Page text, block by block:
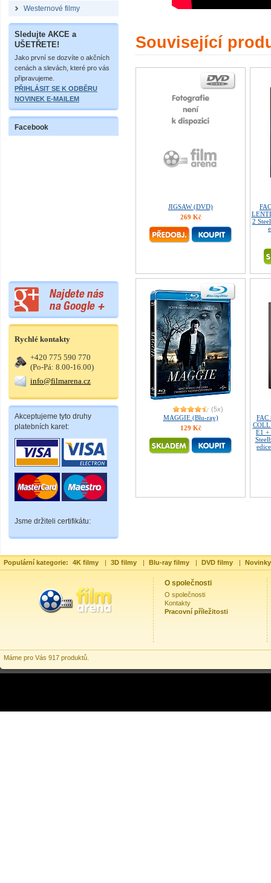
Westernové filmy
Sledujte AKCE a
UŠETŘETE!
Jako první se dozvíte o akčních
cenách a slevách, které pro vás
připravujeme.
PŘIHLÁSIT SE K ODBĚRU
NOVINEK E-MAILEM
Facebook
Rychlé kontakty
+420 775 590 770
(Po-Pá: 8.00-16.00)
info@filmarena.cz
Akceptujeme tyto druhy
platebních karet:
Jsme držiteli certifikátu:
Související
JIGSAW (DVD)
269 Kč
2
(5x)
MAGGIE (Blu-ray)
129 Kč
FAC
E1 +
Populární kategorie: 4K filmy | 3D filmy | Blu-ray filmy | DVD filmy |
O společnosti
O společnosti
Kontakty
Pracovní příležitosti
Máme pro Vás 917 produktů.